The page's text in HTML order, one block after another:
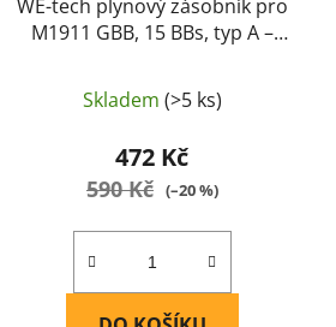
WE-tech plynový zásobník pro
M1911 GBB, 15 BBs, typ A –
Skladem (>5 ks)
472 Kč
590 Kč (–20 %)